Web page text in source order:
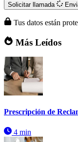
Solicitar llamada
Tus datos están
Más Leídos
Prescripción de
4 min